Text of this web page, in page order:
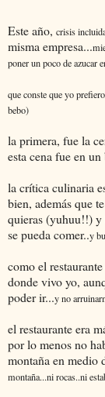
Este año, crisis
misma empresa...
poner un poco de azucar
que conste que yo
bebo)
la primera, fue la
esta cena fue en
la crítica culinaria
bien, además que
quieras (yuhuu!!) y
se pueda comer..y
como el
donde vivo yo,
poder ir...y no
el restaurante era
por lo menos no
montaña en medio
montaña...ni rocas..ni